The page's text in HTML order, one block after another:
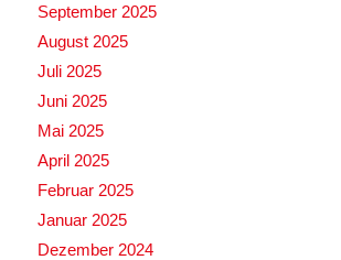
September 2025
August 2025
Juli 2025
Juni 2025
Mai 2025
April 2025
Februar 2025
Januar 2025
Dezember 2024